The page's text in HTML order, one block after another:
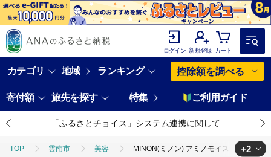
ログイン 新規登録 カート
カテゴリ 地域 ランキング 控除額を調べる
寄付額 旅先を探す 特集 ご利用ガイド
「ふるさとチョイス」システム連携に関して
TOP 雲南市 美容 MINON(ミノン) アミノモイスト ブライ
+2